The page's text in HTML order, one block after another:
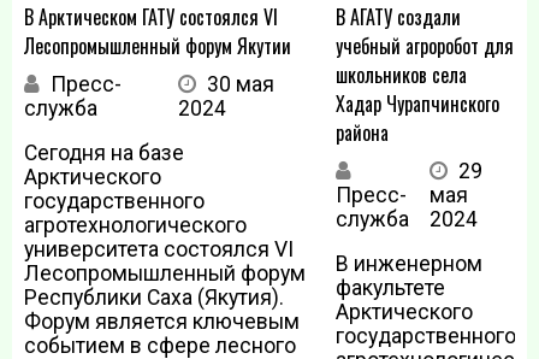
В Арктическом ГАТУ состоялся VI
Лесопромышленный форум Якутии
Пресс-
служба
30 мая
2024
Сегодня на базе
Арктического
государственного
агротехнологического
университета состоялся VI
Лесопромышленный форум
Республики Саха (Якутия).
Форум является ключевым
событием в сфере лесного
В АГАТУ создали
учебный агроробот для
школьников села
Хадар Чурапчинского
района
Пресс-
служба
29
мая
2024
В инженерном
факультете
Арктического
государственного